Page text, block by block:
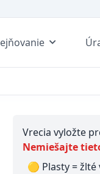
Vrecia vyložte
Nemiešajte
🟡 Plasty = žlté